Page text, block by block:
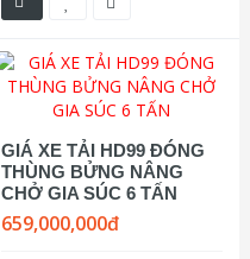
GIÁ XE TẢI HD99 ĐÓNG
THÙNG BỬNG NÂNG
CHỞ GIA SÚC 6 TẤN
659,000,000đ